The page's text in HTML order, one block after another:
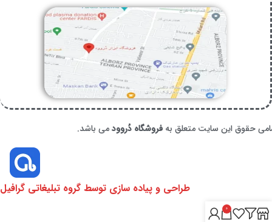
حقوق این سایت متعلق به فروشگاه دُروودمی باشد.
طراحی و پیاده سازی توسط گروه تبلیغاتی گرافیل
0